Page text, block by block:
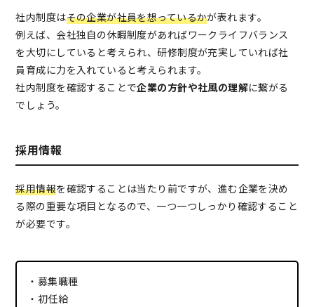
社内制度はその企業が社員を想っているかが表れます。
例えば、会社独自の休暇制度があればワークライフバランス
を大切にしていると考えられ、研修制度が充実していれば社
員育成に力を入れていると考えられます。
社内制度を確認することで企業の方針や社風の理解に繋がる
でしょう。
採用情報
採用情報を確認することは当たり前ですが、進む企業を決め
る際の重要な項目となるので、一つ一つしっかり確認すること
が必要です。
・募集職種
・初任給